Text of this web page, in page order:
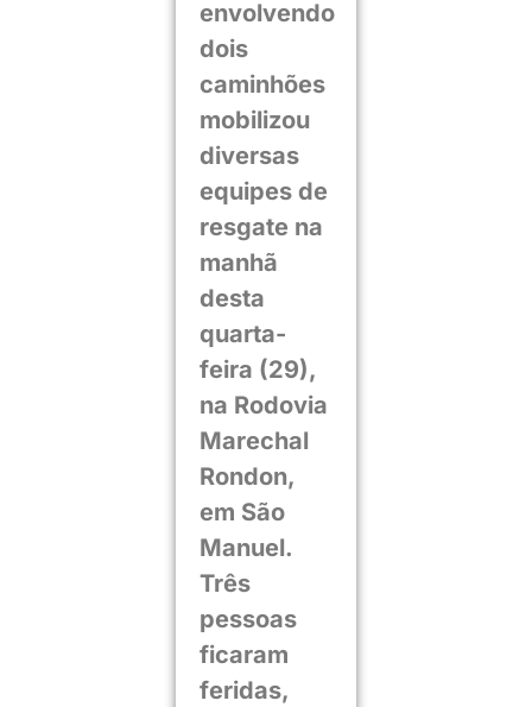
envolvendo
dois
caminhões
mobilizou
diversas
equipes de
resgate na
manhã
desta
quarta-
feira (29),
na Rodovia
Marechal
Rondon,
em São
Manuel.
Três
pessoas
ficaram
feridas,